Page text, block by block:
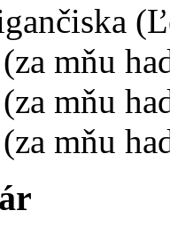
mňu
mňu
mňu